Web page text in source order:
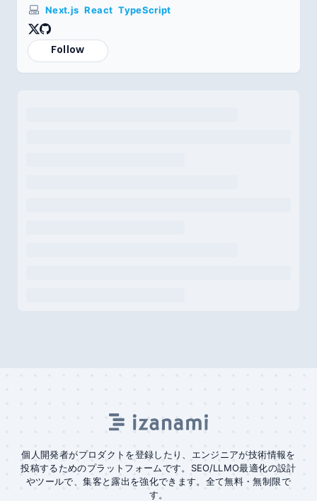
Next.js React TypeScript
Follow
個人開発者がプロダクトを登録したり、エンジニアが技術情報を
投稿するためのプラットフォームです。SEO/LLMO最適化の設計
やツールで、集客と露出を強化できます。全て無料・無制限で
す。